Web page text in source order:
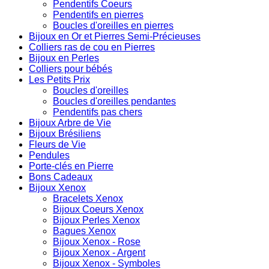
Pendentifs Coeurs
Pendentifs en pierres
Boucles d'oreilles en pierres
Bijoux en Or et Pierres Semi-Précieuses
Colliers ras de cou en Pierres
Bijoux en Perles
Colliers pour bébés
Les Petits Prix
Boucles d'oreilles
Boucles d'oreilles pendantes
Pendentifs pas chers
Bijoux Arbre de Vie
Bijoux Brésiliens
Fleurs de Vie
Pendules
Porte-clés en Pierre
Bons Cadeaux
Bijoux Xenox
Bracelets Xenox
Bijoux Coeurs Xenox
Bijoux Perles Xenox
Bagues Xenox
Bijoux Xenox - Rose
Bijoux Xenox - Argent
Bijoux Xenox - Symboles